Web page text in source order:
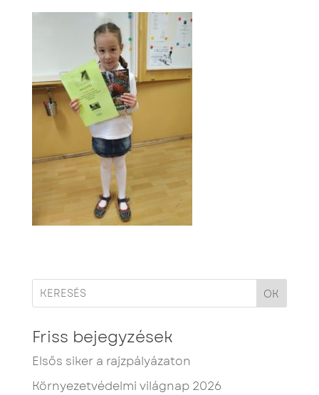
OK
Friss bejegyzések
Elsős siker a rajzpályázaton
Környezetvédelmi világnap 2026